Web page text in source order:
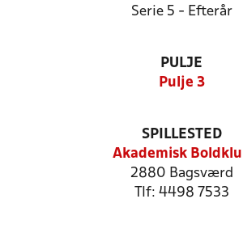
Serie 5 - Efterår
PULJE
Pulje 3
SPILLESTED
Akademisk
2880 Bagsværd
Tlf: 4498 7533